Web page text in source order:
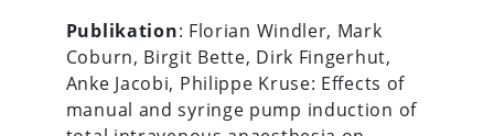
Publikation: Florian Windler, Mark
Coburn, Birgit Bette, Dirk Fingerhut,
Anke Jacobi, Philippe Kruse: Effects of
manual and syringe pump induction of